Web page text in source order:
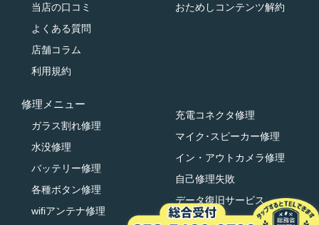
当店の口コミ
よくある質問
店舗コラム
利用規約
おためしコンテンツ解約
修理メニュー
ガラス割れ修理
水没修理
バッテリー修理
各種ボタン修理
wifiアンテナ修理
充電コネクタ修理
マイク･スピーカー修理
イン・アウトカメラ修理
自己修理失敗
データ復旧サービス